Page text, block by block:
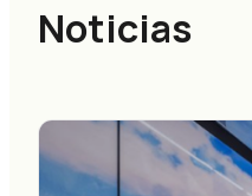
Noticias